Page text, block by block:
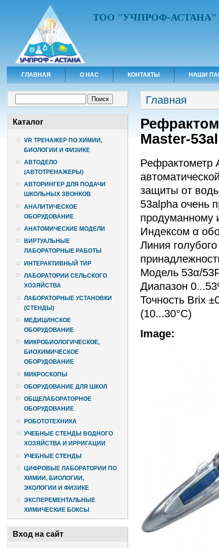
ТОО "УЧПРОФ-АСТАНА"
ГЛАВНАЯ О НАС КОНТАКТЫ НАШИ
Каталог
VR ТРЕНАЖЕР ПО ХИМИИ,
БИОЛОГИИ И ФИЗИКЕ
АВТОДЕЛО
(АВТОТРЕНАЖЕРЫ)
АВТОРИНГЕР ДЛЯ ПОДАЧИ
ШКОЛЬНЫХ ЗВОНКОВ
АНАЛИТИЧЕСКОЕ
ОБОРУДОВАНИЕ
АНАТОМИЧЕСКИЕ МОДЕЛИ
ВИРТУАЛЬНЫЕ
ЛАБОРАТОРНЫЕ РАБОТЫ
ИНТЕРАКТИВНЫЙ ТИР
ЛАБОРАТОРИИ СЕЛЬСКОГО
ХОЗЯЙСТВА
ЛАБОРАТОРНЫЕ УСТАНОВКИ
(СТЕНДЫ)
МЕДИЦИНСКОЕ
ОБОРУДОВАНИЕ
МИКРОБИОЛОГИЧЕСКОЕ,
БИОХИМИЧЕСКОЕ
ОБОРУДОВАНИЕ
МИКРОСКОПЫ
ОБОРУДОВАНИЕ ДЛЯ ШКОЛ
ОБЩЕЛАБОРАТОРНОЕ
ОБОРУДОВАНИЕ
РОБОТОТЕХНИКА
УЧЕБНЫЕ СТЕНДЫ ВОДНОГО
ХОЗЯЙСТВА И ИРРИГАЦИИ
УЧЕБНЫЕ СТЕНДЫ
ЦИФРОВЫЕ ЛАБОРАТОРИИ ПО
ХИМИИ, БИОЛОГИИ,
ЭКОЛОГИИ И ФИЗИКЕ
ЭКСПЕРЕМЕНТАЛЬНЫЕ
ХИМИЧЕСКИЕ БОКСЫ
Вход на сайт
Вы здесь
Главная
Master-
Рефрактометр
защиты от
53alpha очень
продуманному
Индексом α
Линия
Модель 53α/
Диапазон
Точность Brix
(10...30°C)
Image: